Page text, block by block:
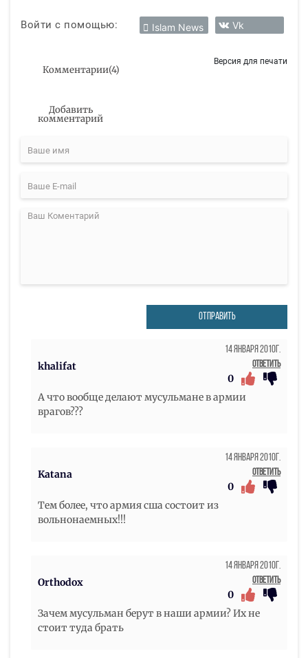
Войти с помощью: Islam News Vk
Комментарии(4)
Версия для печати
Добавить
комментарий
ОТПРАВИТЬ
khalifat
14 Января 2010г.
Ответить
0
А что вообще делают мусульмане в армии
врагов???
Katana
14 Января 2010г.
Ответить
0
Тем более, что армия сша состоит из
вольнонаемных!!!
Orthodox
14 Января 2010г.
Ответить
0
Зачем мусульман берут в наши армии? Их не
стоит туда брать